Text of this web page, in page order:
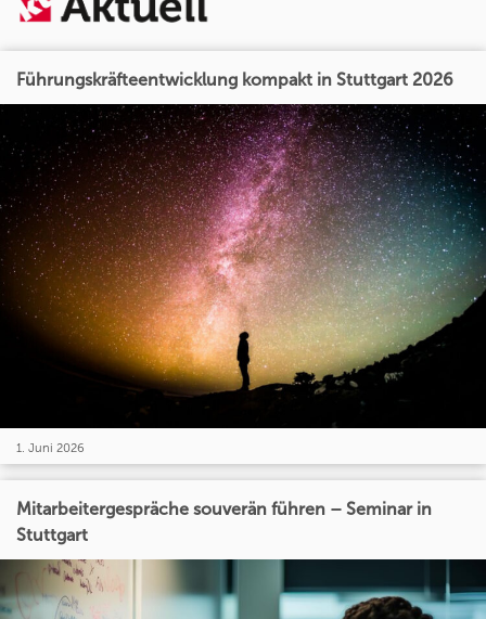
Führungskräfteentwicklung kompakt in Stuttgart 2026
1. Juni 2026
Mitarbeitergespräche souverän führen – Seminar in
Stuttgart